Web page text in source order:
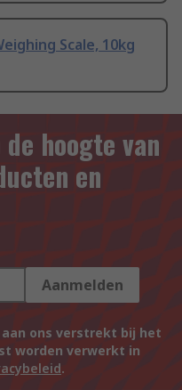
Scale, 10kg
hoogte van
en
Aanmelden
ons verstrekt bij het
worden verwerkt in
.